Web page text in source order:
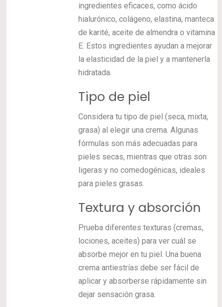
ingredientes eficaces, como ácido
hialurónico, colágeno, elastina, manteca
de karité, aceite de almendra o vitamina
E. Estos ingredientes ayudan a mejorar
la elasticidad de la piel y a mantenerla
hidratada.
Tipo de piel
Considera tu tipo de piel (seca, mixta,
grasa) al elegir una crema. Algunas
fórmulas son más adecuadas para
pieles secas, mientras que otras son
ligeras y no comedogénicas, ideales
para pieles grasas.
Textura y absorción
Prueba diferentes texturas (cremas,
lociones, aceites) para ver cuál se
absorbe mejor en tu piel. Una buena
crema antiestrías debe ser fácil de
aplicar y absorberse rápidamente sin
dejar sensación grasa.